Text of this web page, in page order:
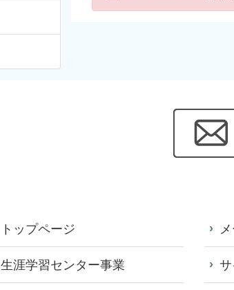
トップページ
生涯学習センター事業